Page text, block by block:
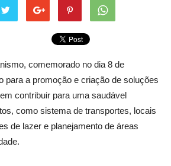
comemorado no dia 8 de
para a promoção e criação de soluções
contribuir para uma saudável
como sistema de transportes, locais
de lazer e planejamento de áreas